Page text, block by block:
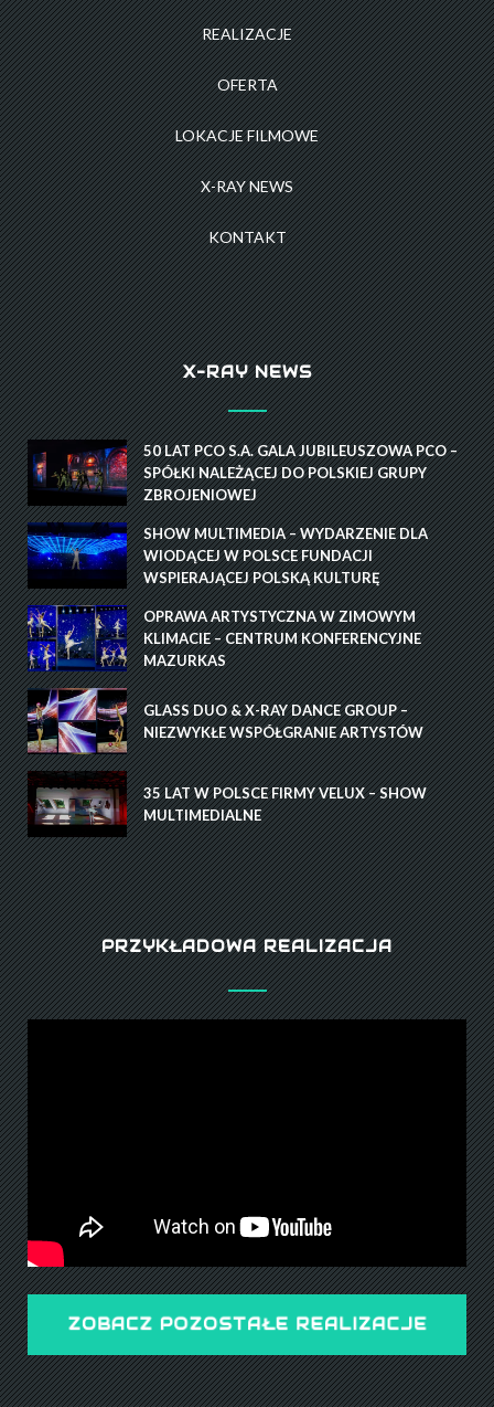
REALIZACJE
OFERTA
LOKACJE FILMOWE
X-RAY NEWS
KONTAKT
X-RAY NEWS
50 LAT PCO S.A. GALA JUBILEUSZOWA PCO –
SPÓŁKI NALEŻĄCEJ DO POLSKIEJ GRUPY
ZBROJENIOWEJ
SHOW MULTIMEDIA – WYDARZENIE DLA
WIODĄCEJ W POLSCE FUNDACJI
WSPIERAJĄCEJ POLSKĄ KULTURĘ
OPRAWA ARTYSTYCZNA W ZIMOWYM
KLIMACIE – CENTRUM KONFERENCYJNE
MAZURKAS
GLASS DUO & X-RAY DANCE GROUP –
NIEZWYKŁE WSPÓŁGRANIE ARTYSTÓW
35 LAT W POLSCE FIRMY VELUX – SHOW
MULTIMEDIALNE
PRZYKŁADOWA REALIZACJA
ZOBACZ POZOSTAŁE REALIZACJE